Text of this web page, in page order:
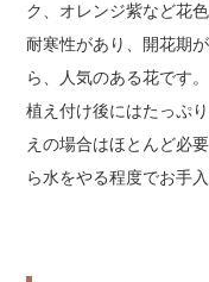
ク、オレンジ紫など花
耐寒性があり、開花期
ら、人気のある花です。
植え付け後にはたっぷ
えの場合はほとんど必
ら水をやる程度でお手